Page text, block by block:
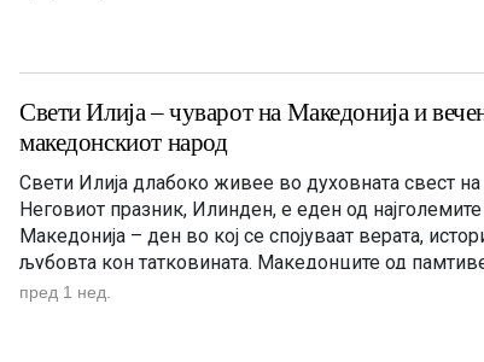
Свети Илија – чуварот на Македонија и
македонскиот народ
Свети Илија длабоко живее во духовната свест
Неговиот празник, Илинден, е еден од
Македонија – ден во кој се спојуваат верата,
љубовта кон татковината. Македонците од
Илија како силен заштитник и небесен чувар. Во
пред 1 нед.